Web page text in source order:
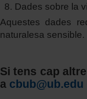
Dades sobre la
Aquestes dades
naturalesa sensible.
Si tens cap
a cbub@ub.edu